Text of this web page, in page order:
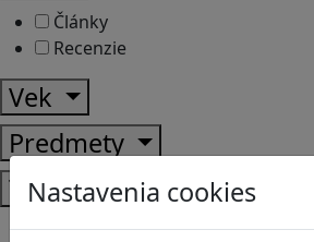
Nastavenia cookies
Články
Recenzie
Vek
Predmety
Témy
Bezpečnosť na internete